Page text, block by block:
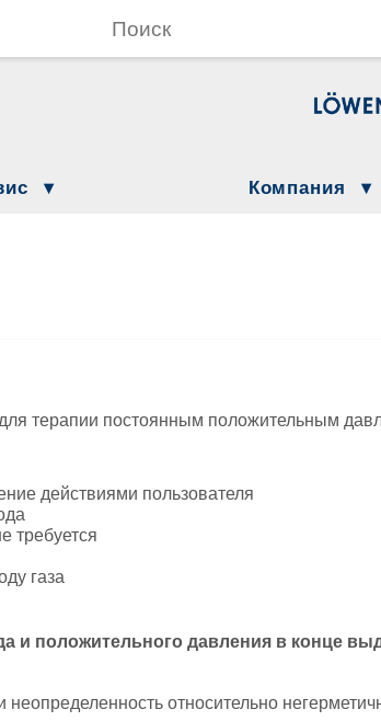
Löwenstein Medical
Löwenstein Medical Innovation
Компания
терапии постоянным положительным
действиями пользователя
требуется
газа
и положительного давления в конце
относительно